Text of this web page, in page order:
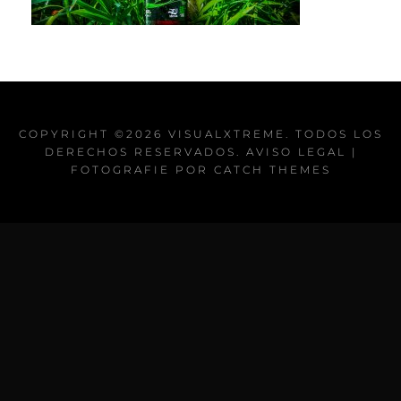
COPYRIGHT ©2026 VISUALXTREME . TODOS LOS
DERECHOS RESERVADOS. AVISO LEGAL
|
FOTOGRAFIE POR CATCH THEMES